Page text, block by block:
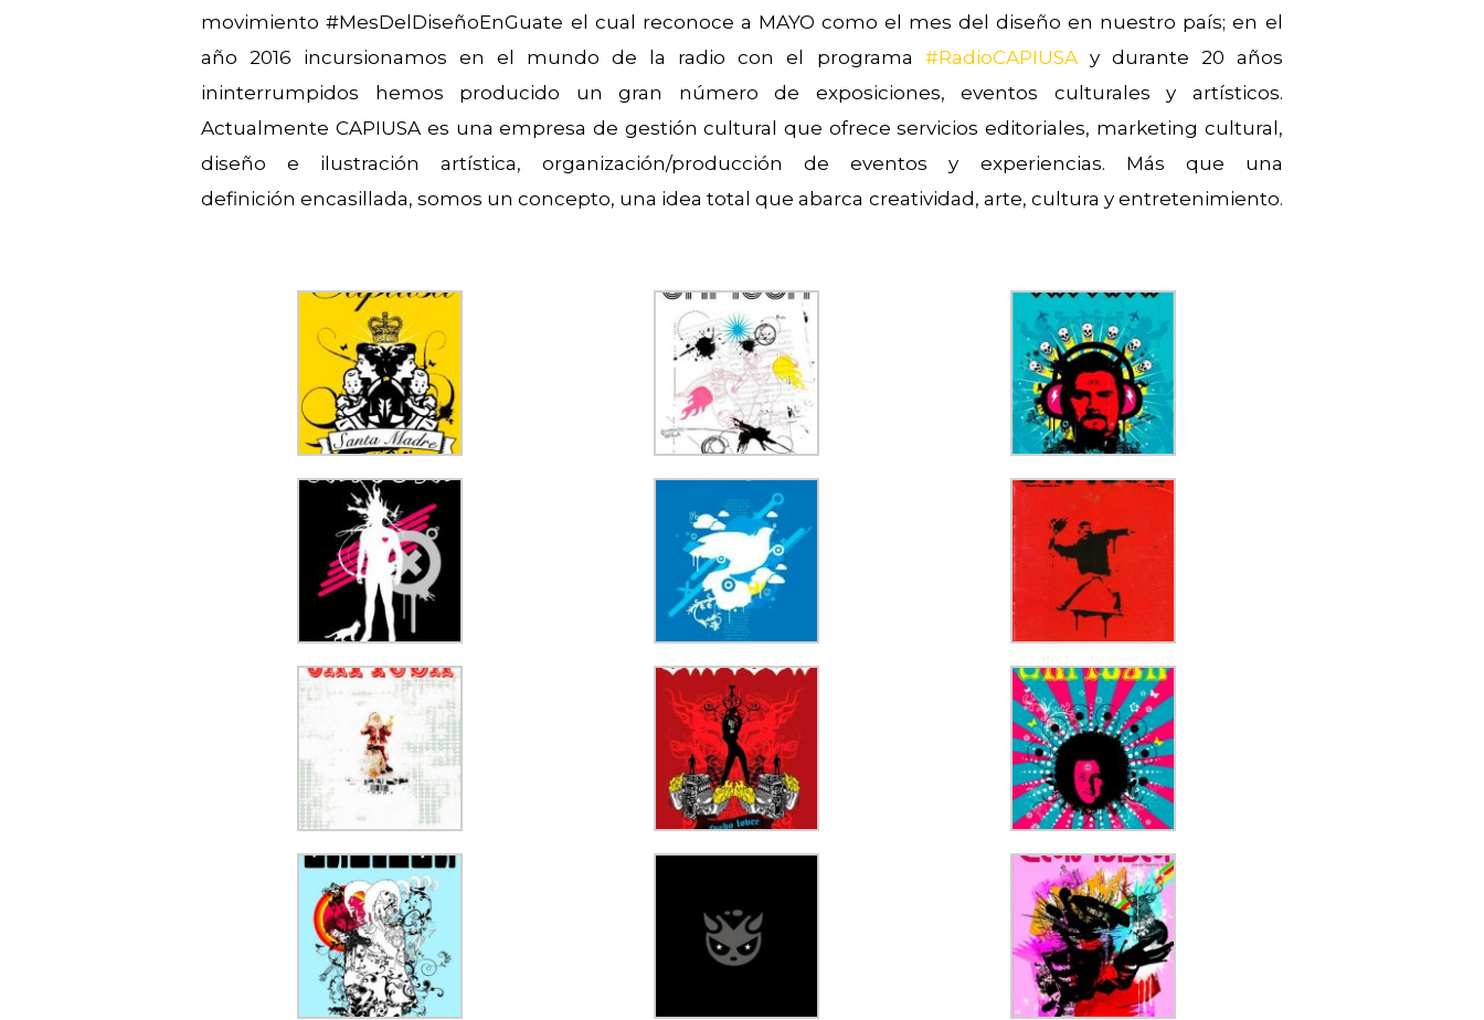
movimiento #MesDelDiseñoEnGuate el cual reconoce a MAYO como el mes del diseño en nuestro país; en el
año 2016 incursionamos en el mundo de la radio con el programa #RadioCAPIUSAy durante 20 años
ininterrumpidos hemos producido un gran número de exposiciones, eventos culturales y artísticos.
Actualmente CAPIUSA es una empresa de gestión cultural que ofrece servicios editoriales, marketing cultural,
diseño e ilustración artística, organización/producción de eventos y experiencias. Más que una
definición encasillada, somos un concepto, una idea total que abarca creatividad, arte, cultura y entretenimiento.